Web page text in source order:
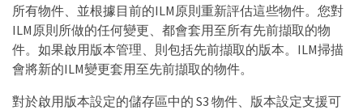
所有物件、並根據目前的ILM原則重新評估這些物件。您對
ILM原則所做的任何變更、都會套用至所有先前擷取的物
件。如果啟用版本管理、則包括先前擷取的版本。ILM掃描
會將新的ILM變更套用至先前擷取的物件。
對於啟用版本設定的儲存區中的 S3 物件、版本設定支援可